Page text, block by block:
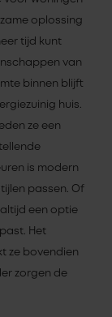
oplossing
tijd kunt
van
binnen blijft
huis.
ze een
is modern
passen. Of
altijd een optie
Het
ze bovendien
zorgen de